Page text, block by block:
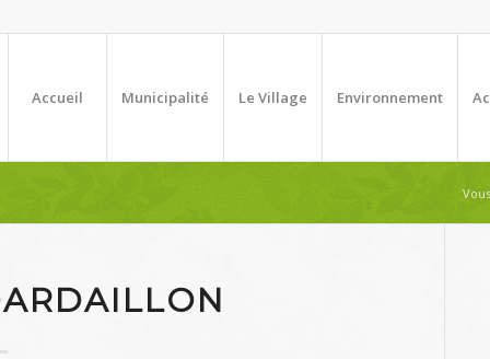
Accueil Municipalité Le Village Environnement